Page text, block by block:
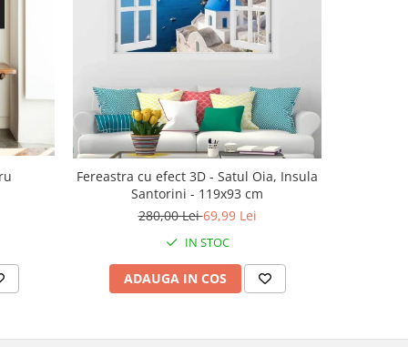
Fereastra cu efect 3D - Satul Oia, Insula
Santorini - 119x93 cm
280,00 Lei69,99 Lei
IN STOC
ADAUGA IN COS